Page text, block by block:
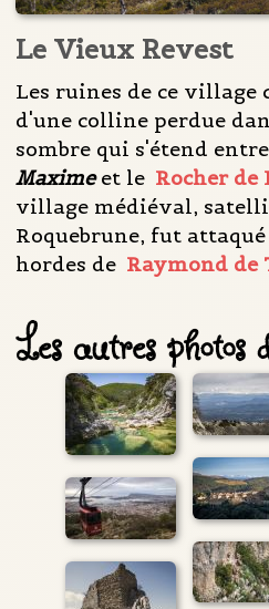
Le Vieux Revest
Les ruines de ce
d'une colline perdue
sombre qui s'étend
Maximeet le Rocher de
village médiéval,
Roquebrune, fut
hordes de Raymond de
Les autres photos